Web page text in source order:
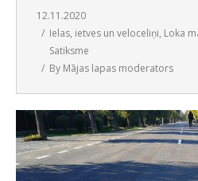
12.11.2020
Ielas, ietves un veloceliņi, Loka
Satiksme
By Mājas lapas moderators